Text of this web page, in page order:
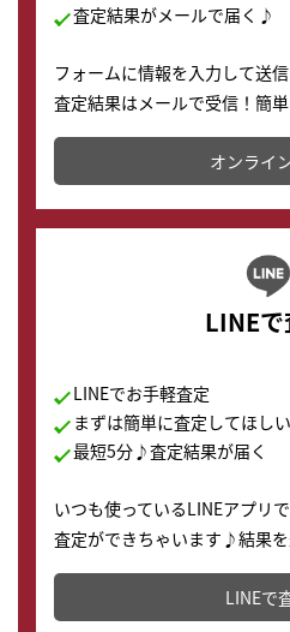
査定結果がメールで届く♪
フォームに情報を入力して送信
査定結果はメールで受信！簡
かります。
オンライ
LINEで
LINEでお手軽査定
まずは簡単に査定してほしい
最短5分♪査定結果が届く
いつも使っているLINEアプリ
査定ができちゃいます♪結果を
どこからでもすぐに査定金額
LINEで